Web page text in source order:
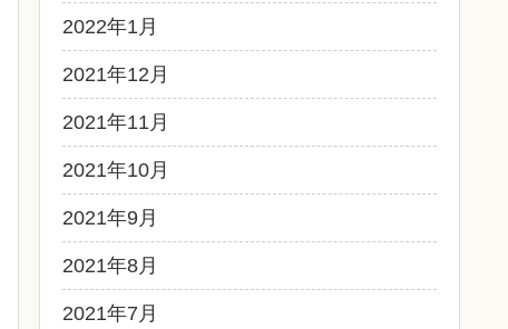
2022年1月
2021年12月
2021年11月
2021年10月
2021年9月
2021年8月
2021年7月